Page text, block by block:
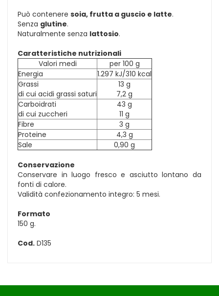
Può contenere soia, frutta a guscio e latte.
Senza glutine.
Naturalmente senza lattosio.
Caratteristiche nutrizionali
Valori medi
per 100 g
Energia
1.297 kJ/310 kcal
Grassi
di cui acidi grassi saturi
13 g
7,2 g
Carboidrati
di cui zuccheri
43 g
11 g
Fibre
3 g
Proteine
4,3 g
Sale
0,90 g
Conservazione
Conservare in luogo fresco e asciutto lontano da
fonti di calore.
Validità confezionamento integro: 5 mesi.
Formato
150 g.
Cod. D135